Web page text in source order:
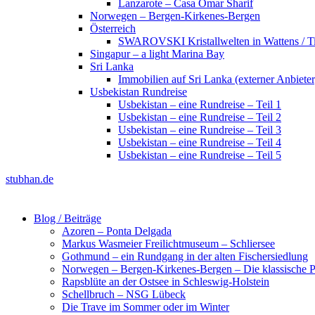
Lanzarote – Casa Omar Sharif
Norwegen – Bergen-Kirkenes-Bergen
Österreich
SWAROVSKI Kristallwelten in Wattens /
Singapur – a light Marina Bay
Sri Lanka
Immobilien auf Sri Lanka (externer
Usbekistan Rundreise
Usbekistan – eine Rundreise – Teil 1
Usbekistan – eine Rundreise – Teil 2
Usbekistan – eine Rundreise – Teil 3
Usbekistan – eine Rundreise – Teil 4
Usbekistan – eine Rundreise – Teil 5
stubhan.de
Blog / Beiträge
Azoren – Ponta Delgada
Markus Wasmeier Freilichtmuseum – Schliersee
Gothmund – ein Rundgang in der alten Fischersiedlung
Norwegen – Bergen-Kirkenes-Bergen – Die klassische
Rapsblüte an der Ostsee in Schleswig-Holstein
Schellbruch – NSG Lübeck
Die Trave im Sommer oder im Winter